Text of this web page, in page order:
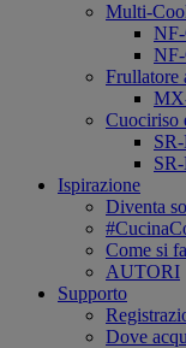
Multi-
Frullatore
Cuociriso
Ispirazione
Diventa
Come si fa
AUTORI
Supporto
Dove